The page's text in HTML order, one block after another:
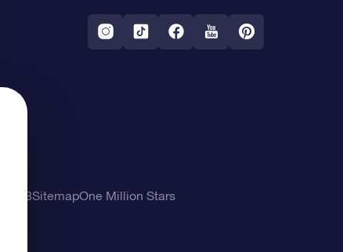
AGBSitemapOne Million Stars